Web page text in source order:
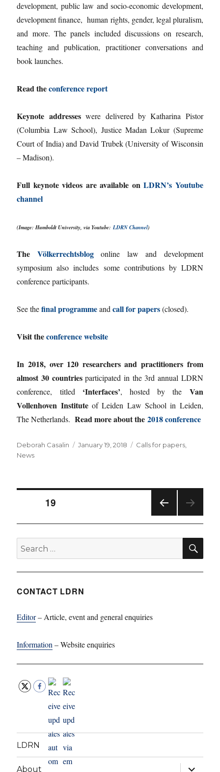
development, public law and socio-economic development,
development finance, human rights, gender, legal pluralism,
and more. The panels included discussions on research,
teaching and publication, practitioner conversations and
book launches.
Read theconference report
Keynote addresseswere delivered by Katharina Pistor
(Columbia Law School), Justice Madan Lokur (Supreme
Court of India) and David Trubek (University of Wisconsin
– Madison).
Full keynote videos are available onLDRN’s Youtube
channel
(Image: Humboldt University, via Youtube:LDRN Channel)
The Völkerrechtsblog
online law and development
symposium also includes some contributions by LDRN
conference participants.
See thefinal programmeandcall for papers(closed).
Visit theconference website
In 2018, over 120 researchers and practitioners from
almost 30 countriesparticipated in the 3rd annual LDRN
conference, titled ‘Interfaces’, hosted by the Van
Vollenhoven Instituteof Leiden Law School in Leiden,
The Netherlands.Read more about the2018 conference
Author
Deborah Casalin
Posted
January 19, 2018 Categories
Calls for papers,
News
Posts
pagination
PREV
PAG
19
Search
for:
CONTACT LDRN
Editor– Article, event and general enquiries
Information – Website enquiries
LDRN
About expand